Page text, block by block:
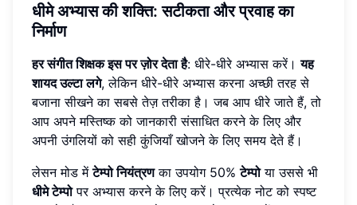
धीमे अभ्यास की शक्ति: सटीकता और प्रवाह का
निर्माण
हर संगीत शिक्षक इस पर ज़ोर देता है: धीरे-धीरे अभ्यास करें।यह
शायद उल्टा लगे, लेकिन धीरे-धीरे अभ्यास करना अच्छी तरह से
बजाना सीखने का सबसे तेज़ तरीका है। जब आप धीरे जाते हैं, तो
आप अपने मस्तिष्क को जानकारी संसाधित करने के लिए और
अपनी उंगलियों को सही कुंजियाँ खोजने के लिए समय देते हैं।
लेसन मोड मेंटेम्पो नियंत्रणका उपयोग 50%टेम्पोया उससे भी
धीमे टेम्पोपर अभ्यास करने के लिए करें। प्रत्येक नोट को स्पष्ट